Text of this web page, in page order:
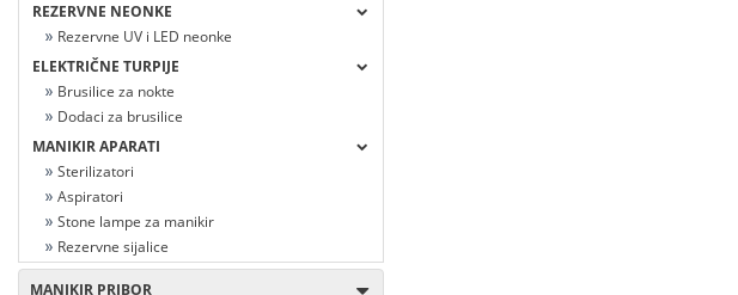
REZERVNE NEONKE
Rezervne UV i LED neonke
ELEKTRIČNE TURPIJE
Brusilice za nokte
Dodaci za brusilice
MANIKIR APARATI
Sterilizatori
Aspiratori
Stone lampe za manikir
Rezervne sijalice
MANIKIR PRIBOR